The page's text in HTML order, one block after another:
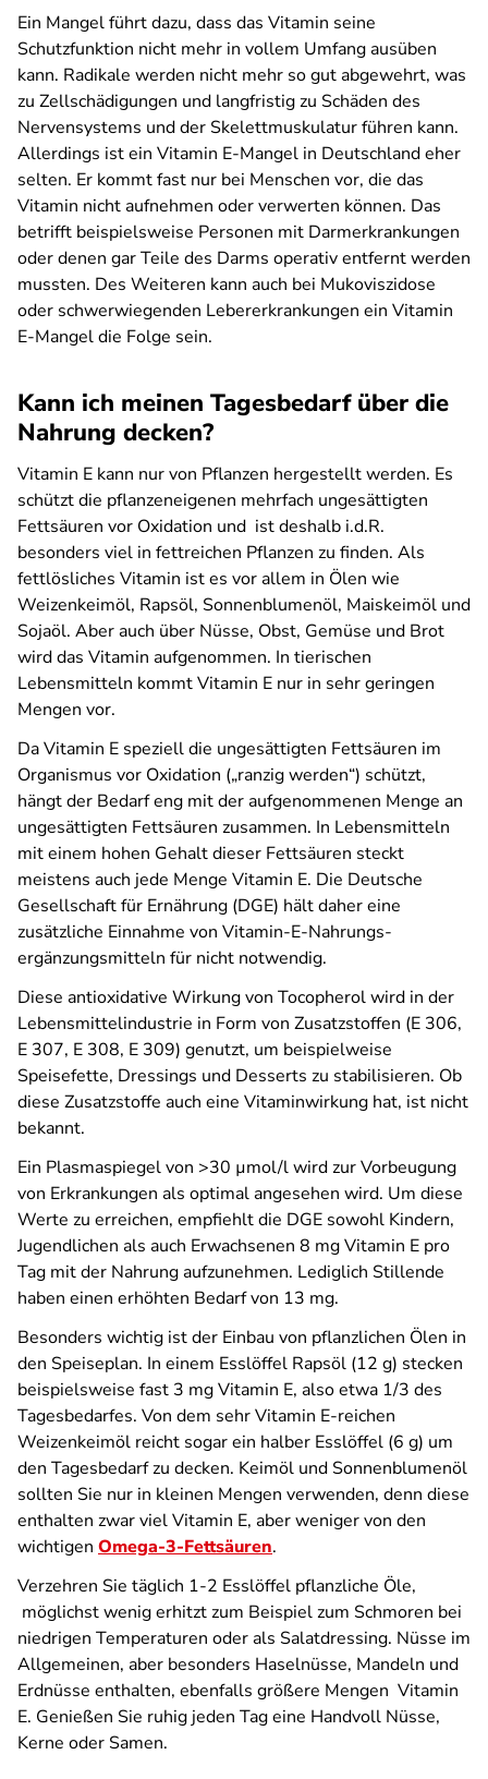
Ein Mangel führt dazu, dass das Vitamin seine
Schutzfunktion nicht mehr in vollem Umfang ausüben
kann. Radikale werden nicht mehr so gut abgewehrt, was
zu Zellschädigungen und langfristig zu Schäden des
Nervensystems und der Skelettmuskulatur führen kann.
Allerdings ist ein Vitamin E-Mangel in Deutschland eher
selten. Er kommt fast nur bei Menschen vor, die das
Vitamin nicht aufnehmen oder verwerten können. Das
betrifft beispielsweise Personen mit Darmerkrankungen
oder denen gar Teile des Darms operativ entfernt werden
mussten. Des Weiteren kann auch bei Mukoviszidose
oder schwerwiegenden Lebererkrankungen ein Vitamin
E-Mangel die Folge sein.
Kann ich meinen Tagesbedarf über die
Nahrung decken?
Vitamin E kann nur von Pflanzen hergestellt werden. Es
schützt die pflanzeneigenen mehrfach ungesättigten
Fettsäuren vor Oxidation und ist deshalb i.d.R.
besonders viel in fettreichen Pflanzen zu finden. Als
fettlösliches Vitamin ist es vor allem in Ölen wie
Weizenkeimöl, Rapsöl, Sonnenblumenöl, Maiskeimöl und
Sojaöl. Aber auch über Nüsse, Obst, Gemüse und Brot
wird das Vitamin aufgenommen. In tierischen
Lebensmitteln kommt Vitamin E nur in sehr geringen
Mengen vor.
Da Vitamin E speziell die ungesättigten Fettsäuren im
Organismus vor Oxidation („ranzig werden“) schützt,
hängt der Bedarf eng mit der aufgenommenen Menge an
ungesättigten Fettsäuren zusammen. In Lebensmitteln
mit einem hohen Gehalt dieser Fettsäuren steckt
meistens auch jede Menge Vitamin E. Die Deutsche
Gesellschaft für Ernährung (DGE) hält daher eine
zusätzliche Einnahme von Vitamin-E-Nahrungs­
ergänzungsmitteln für nicht notwendig.
Diese antioxidative Wirkung von Tocopherol wird in der
Lebensmittelindustrie in Form von Zusatzstoffen (E 306,
E 307, E 308, E 309) genutzt, um beispielweise
Speisefette, Dressings und Desserts zu stabilisieren. Ob
diese Zusatzstoffe auch eine Vitaminwirkung hat, ist nicht
bekannt.
Ein Plasmaspiegel von >30 µmol/l wird zur Vorbeugung
von Erkrankungen als optimal angesehen wird. Um diese
Werte zu erreichen, empfiehlt die DGE sowohl Kindern,
Jugendlichen als auch Erwachsenen 8 mg Vitamin E pro
Tag mit der Nahrung aufzunehmen. Lediglich Stillende
haben einen erhöhten Bedarf von 13 mg.
Besonders wichtig ist der Einbau von pflanzlichen Ölen in
den Speiseplan. In einem Esslöffel Rapsöl (12 g) stecken
beispielsweise fast 3 mg Vitamin E, also etwa 1/3 des
Tagesbedarfes. Von dem sehr Vitamin E-reichen
Weizenkeimöl reicht sogar ein halber Esslöffel (6 g) um
den Tagesbedarf zu decken. Keimöl und Sonnenblumenöl
sollten Sie nur in kleinen Mengen verwenden, denn diese
enthalten zwar viel Vitamin E, aber weniger von den
wichtigen Omega-3-Fettsäuren.
Verzehren Sie täglich 1-2 Esslöffel pflanzliche Öle,
möglichst wenig erhitzt zum Beispiel zum Schmoren bei
niedrigen Temperaturen oder als Salatdressing. Nüsse im
Allgemeinen, aber besonders Haselnüsse, Mandeln und
Erdnüsse enthalten, ebenfalls größere Mengen Vitamin
E. Genießen Sie ruhig jeden Tag eine Handvoll Nüsse,
Kerne oder Samen.